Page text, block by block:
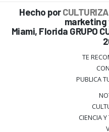
Hecho por
Miami, Florida GRUPO
TE
PUBLICA
CIENCIA